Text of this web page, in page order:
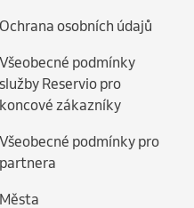
Ochrana osobních údajů
Všeobecné podmínky
služby Reservio pro
koncové zákazníky
Všeobecné podmínky pro
partnera
Města